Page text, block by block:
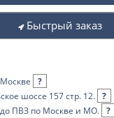
Быстрый заказ
?
шоссе 157 стр. 12. ?
до ПВЗ по Москве и МО. ?